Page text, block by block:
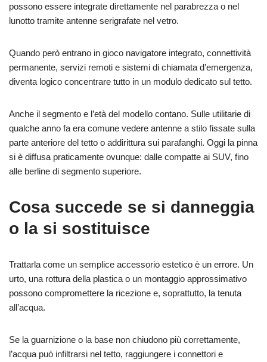
possono essere integrate direttamente nel parabrezza o nel
lunotto tramite antenne serigrafate nel vetro.
Quando però entrano in gioco navigatore integrato, connettività
permanente, servizi remoti e sistemi di chiamata d’emergenza,
diventa logico concentrare tutto in un modulo dedicato sul tetto.
Anche il segmento e l’età del modello contano. Sulle utilitarie di
qualche anno fa era comune vedere antenne a stilo fissate sulla
parte anteriore del tetto o addirittura sui parafanghi. Oggi la pinna
si è diffusa praticamente ovunque: dalle compatte ai SUV, fino
alle berline di segmento superiore.
Cosa succede se si danneggia
o la si sostituisce
Trattarla come un semplice accessorio estetico è un errore. Un
urto, una rottura della plastica o un montaggio approssimativo
possono compromettere la ricezione e, soprattutto, la tenuta
all’acqua.
Se la guarnizione o la base non chiudono più correttamente,
l’acqua può infiltrarsi nel tetto, raggiungere i connettori e